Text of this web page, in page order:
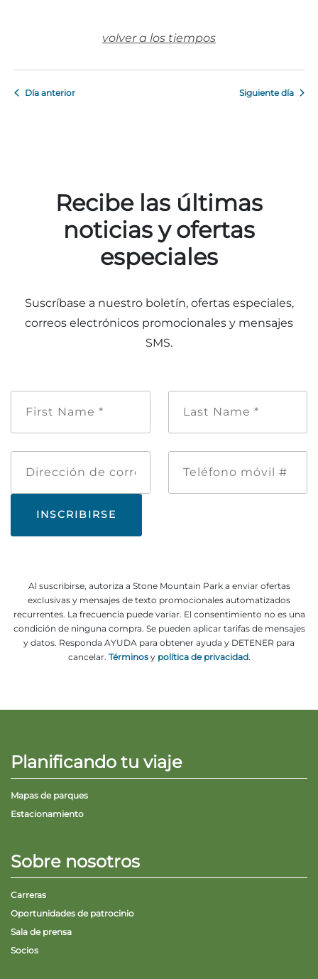
volver a los tiempos
Día anterior Siguiente día
Recibe las últimas
noticias y ofertas
especiales
Suscríbase a nuestro boletín, ofertas especiales,
correos electrónicos promocionales y mensajes
SMS.
de
*
de
móvil
Al suscribirse, autoriza a Stone Mountain Park a enviar ofertas
exclusivas y mensajes de texto promocionales automatizados
recurrentes. La frecuencia puede variar. El consentimiento no es una
condición de ninguna compra. Se pueden aplicar tarifas de mensajes
y datos. Responda AYUDA para obtener ayuda y DETENER para
cancelar. Términosy política de privacidad.
Planificando tu viaje
Mapas de parques
Estacionamiento
Sobre nosotros
Carreras
Oportunidades de patrocinio
Sala de prensa
Socios